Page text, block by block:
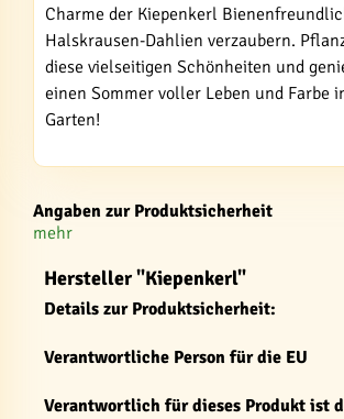
Charme der Kiepenkerl
Halskrausen-Dahlien verzaubern.
diese vielseitigen Schönheiten und
einen Sommer voller Leben und Farbe
Garten!
Angaben zur Produktsicherheit
mehr
Hersteller "Kiepenkerl"
Details zur Produktsicherheit:
Verantwortliche Person für die EU
Verantwortlich für dieses Produkt ist